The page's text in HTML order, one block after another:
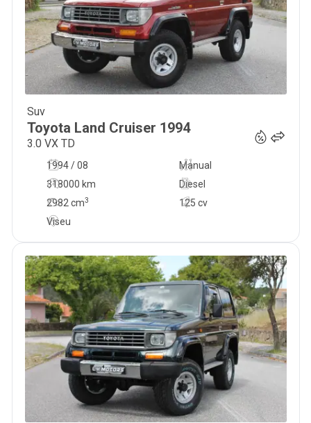
Suv
Toyota Land Cruiser 1994
3.0 VX TD
1994 / 08
Manual
318000 km
125 cv
Diesel
2982 cm3
Viseu